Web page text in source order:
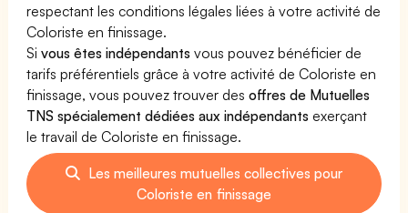
respectant les conditions légales liées à votre activité de
Coloriste en finissage.
Sivous êtes indépendants vous pouvez bénéficier de
tarifs préférentiels grâce à votre activité de Coloriste en
finissage, vous pouvez trouver desoffres de Mutuelles
TNS spécialement dédiées aux indépendants exerçant
le travail de Coloriste en finissage.
Les meilleures mutuelles collectives pour
Coloriste en finissage